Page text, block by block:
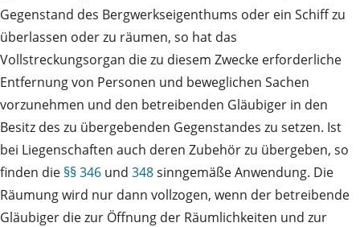
Gegenstand des Bergwerkseigenthums oder ein Schiff zu
überlassen oder zu räumen, so hat das
Vollstreckungsorgan die zu diesem Zwecke erforderliche
Entfernung von Personen und beweglichen Sachen
vorzunehmen und den betreibenden Gläubiger in den
Besitz des zu übergebenden Gegenstandes zu setzen. Ist
bei Liegenschaften auch deren Zubehör zu übergeben, so
finden die §§ 346 und 348sinngemäße Anwendung. Die
Räumung wird nur dann vollzogen, wenn der betreibende
Gläubiger die zur Öffnung der Räumlichkeiten und zur